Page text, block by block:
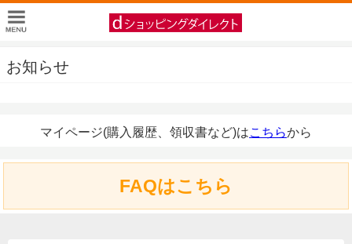
お知らせ
マイページ(購入履歴、領収書など)はこちらから
FAQはこちら